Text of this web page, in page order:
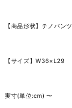
【商品形状】チノパンツ
【サイズ】W36×L29
実寸(単位:cm) 〜